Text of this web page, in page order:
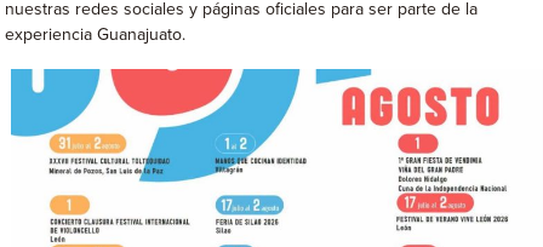
nuestras redes sociales y páginas oficiales para ser parte de la
experiencia Guanajuato.